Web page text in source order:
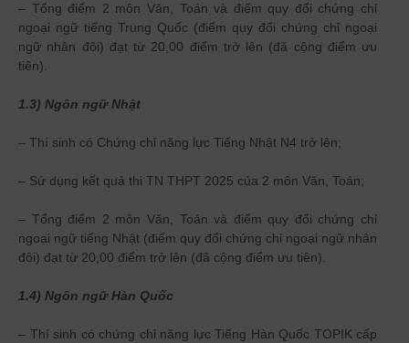
– Tổng điểm 2 môn Văn, Toán và điểm quy đổi chứng chỉ
ngoại ngữ tiếng Trung Quốc (điểm quy đổi chứng chỉ ngoại
ngữ nhân đôi) đạt từ 20,00 điểm trở lên (đã cộng điểm ưu
tiên).
1.3) Ngôn ngữ Nhật
– Thí sinh có Chứng chỉ năng lực Tiếng Nhật N4 trở lên;
– Sử dụng kết quả thi TN THPT 2025 của 2 môn Văn, Toán;
– Tổng điểm 2 môn Văn, Toán và điểm quy đổi chứng chỉ
ngoại ngữ tiếng Nhật (điểm quy đổi chứng chỉ ngoại ngữ nhân
đôi) đạt từ 20,00 điểm trở lên (đã cộng điểm ưu tiên).
1.4) Ngôn ngữ Hàn Quốc
– Thí sinh có chứng chỉ năng lực Tiếng Hàn Quốc TOPIK cấp